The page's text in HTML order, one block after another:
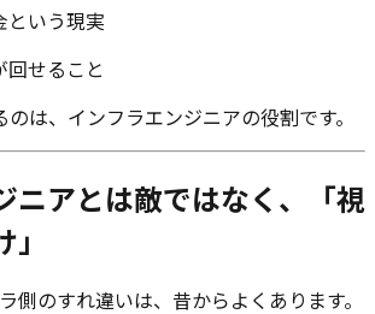
という現実
回せること
は、インフラエンジニアの役割です。
ニアとは敵ではなく、「視
側のすれ違いは、昔からよくあります。